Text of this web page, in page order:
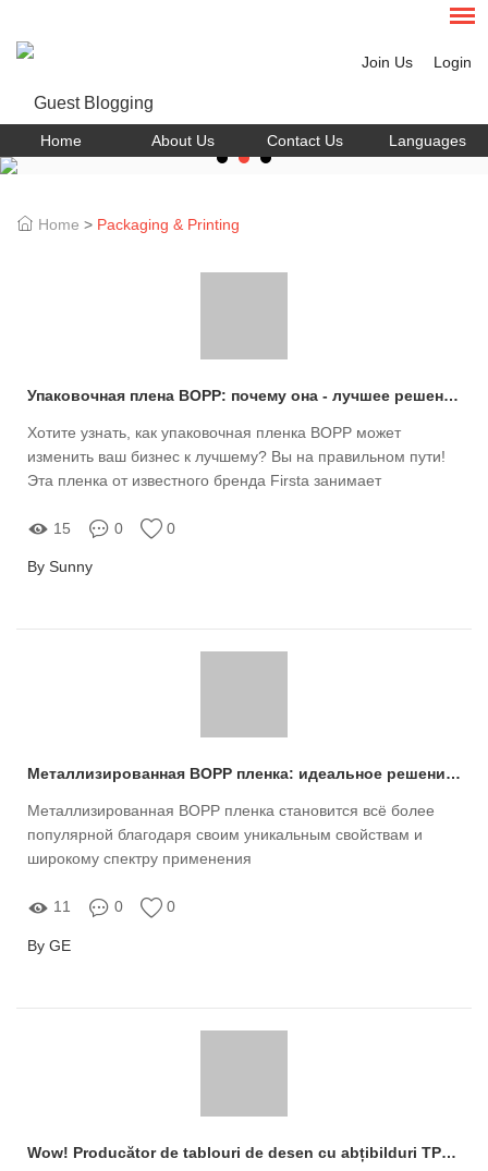
Join Us Login
Home About Us Contact Us Languages
Home > Packaging & Printing
Упаковочная плена BOPP: почему она - лучшее решение для вашего бизнеса?
Хотите узнать, как упаковочная пленка BOPP может
изменить ваш бизнес к лучшему? Вы на правильном пути!
Эта пленка от известного бренда Firsta занимает
причин
15 0 0
By Sunny
Металлизированная BOPP пленка: идеальное решение для упаковки
Металлизированная BOPP пленка становится всё более
популярной благодаря своим уникальным свойствам и
широкому спектру применения
11 0 0
By GE
Wow! Producător de tablouri de desen cu abțibilduri TPE – Un Vis Colorat!